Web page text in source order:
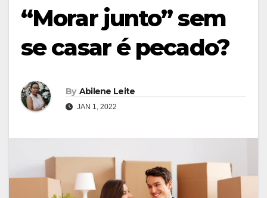
“Morar junto” sem
se casar é pecado?
By Abilene Leite
JAN 1, 2022